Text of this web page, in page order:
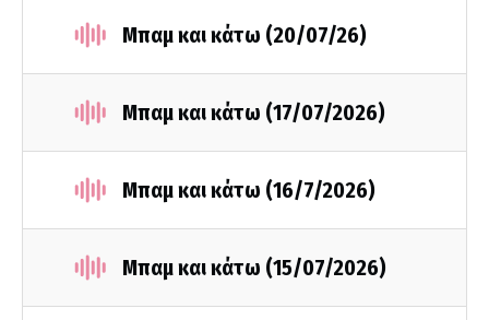
Μπαμ και κάτω (20/07/26)
Μπαμ και κάτω (17/07/2026)
Μπαμ και κάτω (16/7/2026)
Μπαμ και κάτω (15/07/2026)